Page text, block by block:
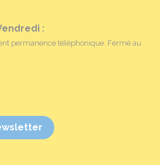
:
permanence téléphonique. Fermé au